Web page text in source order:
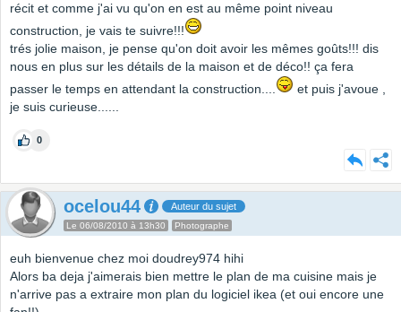
récit et comme j'ai vu qu'on en est au même point niveau
construction, je vais te suivre!!!
trés jolie maison, je pense qu'on doit avoir les mêmes goûts!!! dis
nous en plus sur les détails de la maison et de déco!! ça fera
passer le temps en attendant la construction....
et puis j'avoue ,
je suis curieuse......
0
ocelou44 Auteur du sujet
Le 06/08/2010 à 13h30 Photographe
euh bienvenue chez moi doudrey974 hihi
Alors ba deja j'aimerais bien mettre le plan de ma cuisine mais je
n'arrive pas a extraire mon plan du logiciel ikea (et oui encore une